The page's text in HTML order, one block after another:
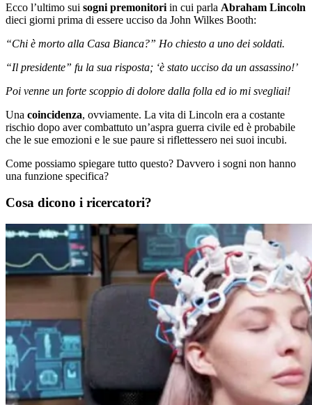
Ecco l’ultimo sui sogni premonitori in cui parla Abraham Lincoln
dieci giorni prima di essere ucciso da John Wilkes Booth:
“Chi è morto alla Casa Bianca?” Ho chiesto a uno dei soldati.
“Il presidente” fu la sua risposta; ‘è stato ucciso da un assassino!’
Poi venne un forte scoppio di dolore dalla folla ed io mi svegliai!
Una coincidenza, ovviamente. La vita di Lincoln era a costante
rischio dopo aver combattuto un’aspra guerra civile ed è probabile
che le sue emozioni e le sue paure si riflettessero nei suoi incubi.
Come possiamo spiegare tutto questo? Davvero i sogni non hanno
una funzione specifica?
Cosa dicono i ricercatori?